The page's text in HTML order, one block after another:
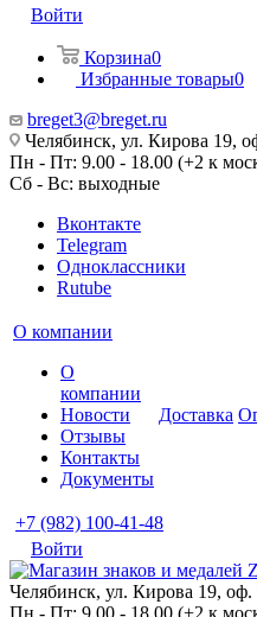
Войти
Корзина0
Избранные товары0
breget3@breget.ru
Челябинск, ул. Кирова 19,
Пн - Пт: 9.00 - 18.00 (+2 к
Сб - Вс: выходные
Вконтакте
Telegram
Одноклассники
Rutube
О компании
О
компании
Новости
Отзывы
Контакты
Документы
Доставка
+7 (982) 100-41-48
Войти
Челябинск, ул. Кирова 19, оф.
Пн - Пт: 9.00 - 18.00 (+2 к